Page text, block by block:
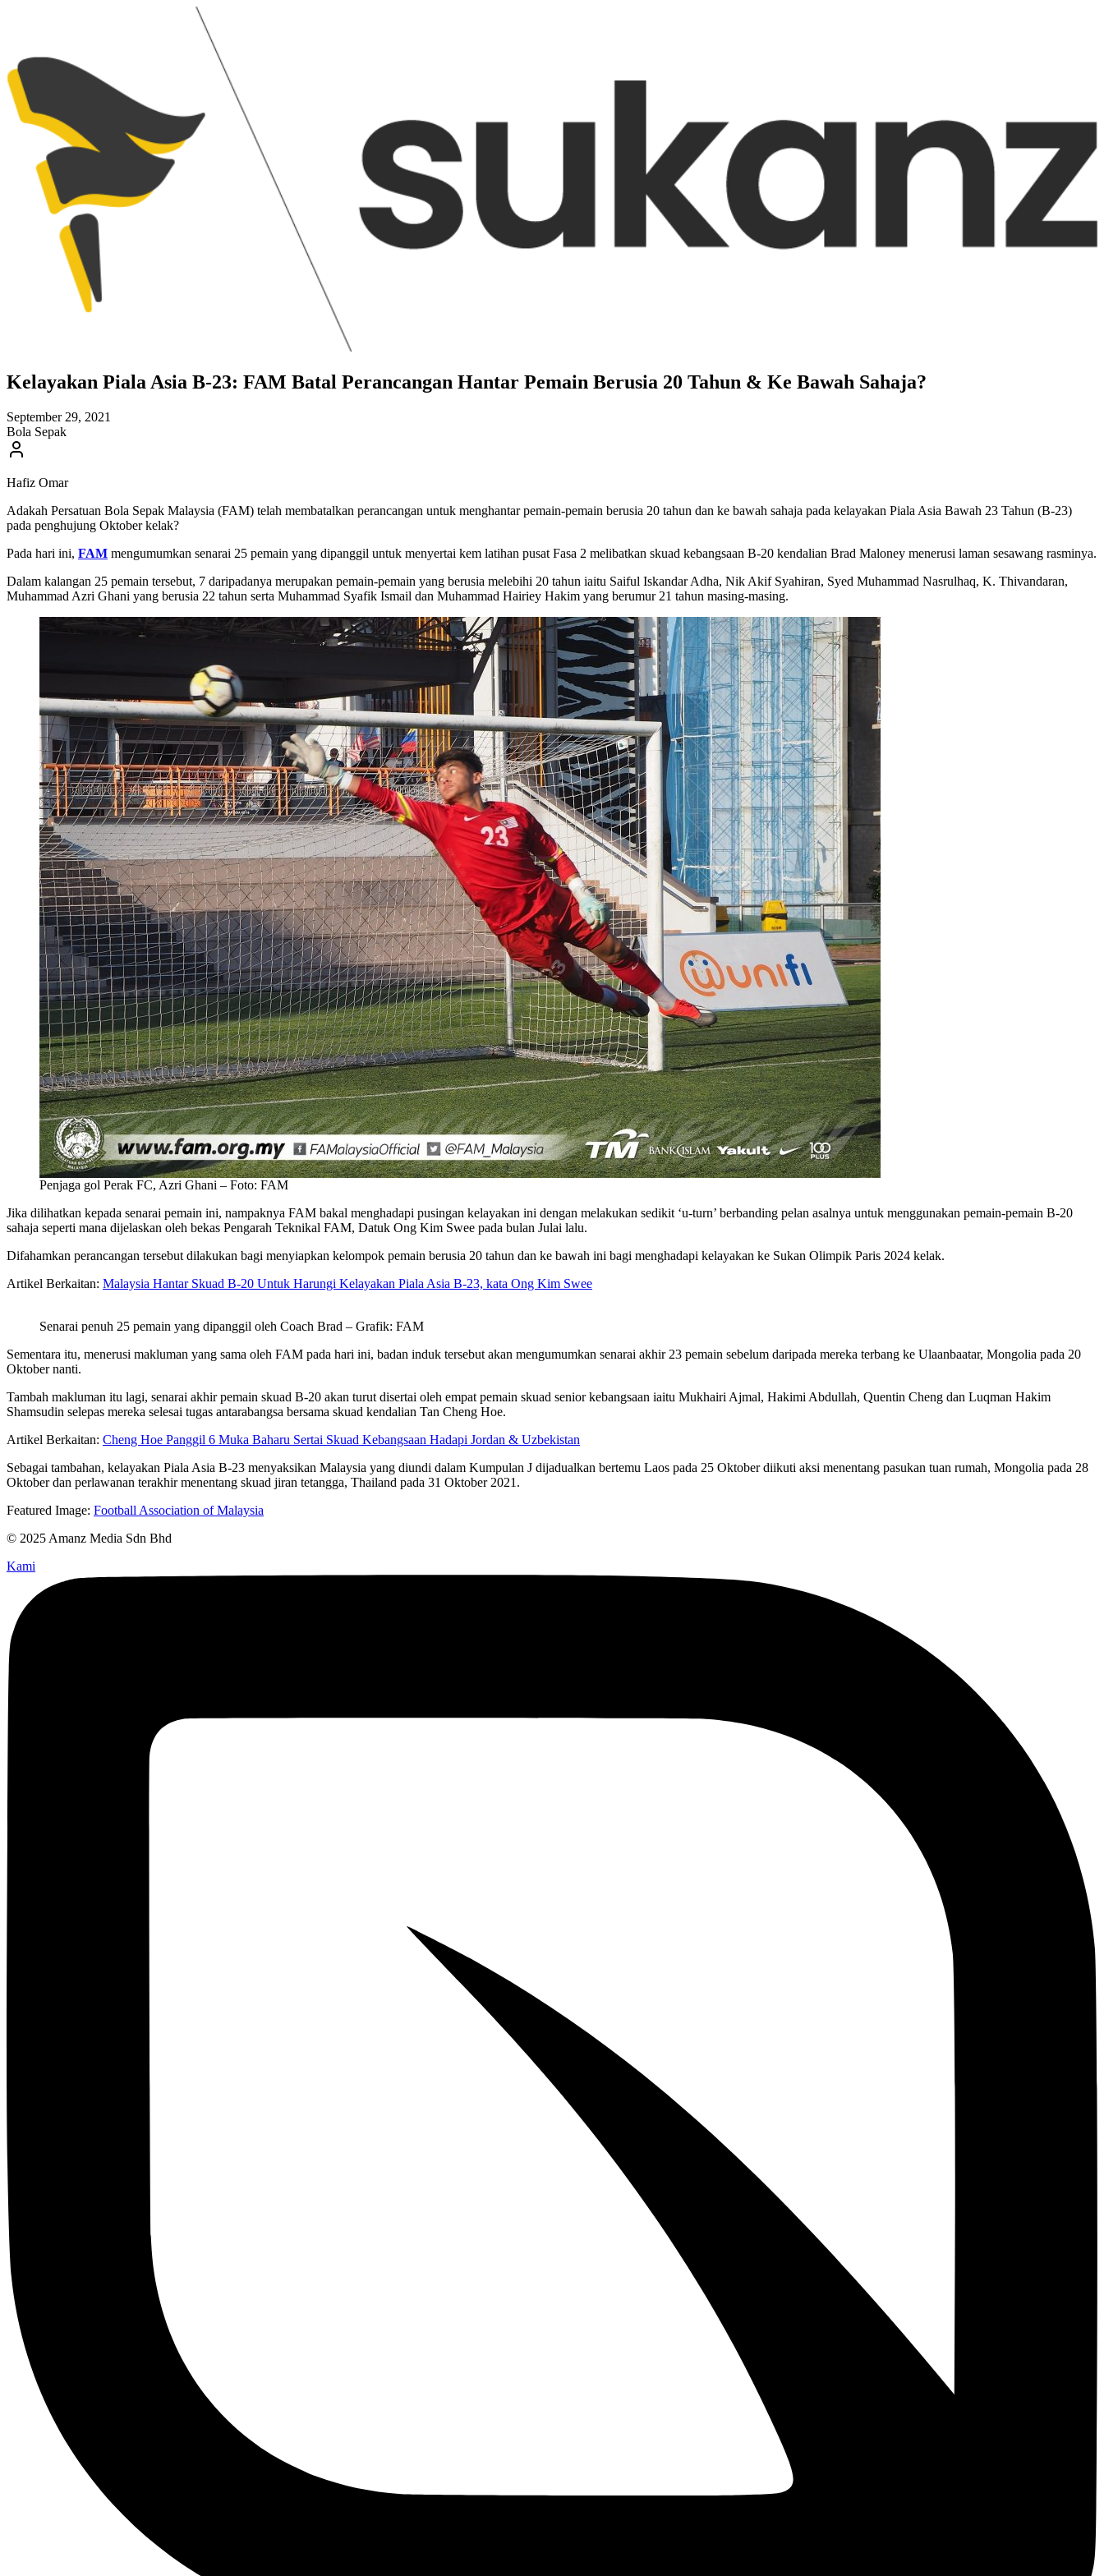
Kelayakan Piala Asia B-23: FAM Batal Perancangan Hantar Pemain Berusia 20 Tahun & Ke Bawah Sahaja?
September 29, 2021
Bola Sepak
Hafiz Omar
Adakah Persatuan Bola Sepak Malaysia (FAM) telah membatalkan perancangan untuk menghantar pemain-pemain berusia 20 tahun dan ke bawah sahaja pada kelayakan Piala Asia Bawah 23 Tahun (B-23)
pada penghujung Oktober kelak?
Pada hari ini, FAM mengumumkan senarai 25 pemain yang dipanggil untuk menyertai kem latihan pusat Fasa 2 melibatkan skuad kebangsaan B-20 kendalian Brad Maloney menerusi laman sesawang rasminya.
Dalam kalangan 25 pemain tersebut, 7 daripadanya merupakan pemain-pemain yang berusia melebihi 20 tahun iaitu Saiful Iskandar Adha, Nik Akif Syahiran, Syed Muhammad Nasrulhaq, K. Thivandaran,
Muhammad Azri Ghani yang berusia 22 tahun serta Muhammad Syafik Ismail dan Muhammad Hairiey Hakim yang berumur 21 tahun masing-masing.
Penjaga gol Perak FC, Azri Ghani – Foto: FAM
Jika dilihatkan kepada senarai pemain ini, nampaknya FAM bakal menghadapi pusingan kelayakan ini dengan melakukan sedikit ‘u-turn’ berbanding pelan asalnya untuk menggunakan pemain-pemain B-20
sahaja seperti mana dijelaskan oleh bekas Pengarah Teknikal FAM, Datuk Ong Kim Swee pada bulan Julai lalu.
Difahamkan perancangan tersebut dilakukan bagi menyiapkan kelompok pemain berusia 20 tahun dan ke bawah ini bagi menghadapi kelayakan ke Sukan Olimpik Paris 2024 kelak.
Artikel Berkaitan: Malaysia Hantar Skuad B-20 Untuk Harungi Kelayakan Piala Asia B-23, kata Ong Kim Swee
Senarai penuh 25 pemain yang dipanggil oleh Coach Brad – Grafik: FAM
Sementara itu, menerusi makluman yang sama oleh FAM pada hari ini, badan induk tersebut akan mengumumkan senarai akhir 23 pemain sebelum daripada mereka terbang ke Ulaanbaatar, Mongolia pada 20
Oktober nanti.
Tambah makluman itu lagi, senarai akhir pemain skuad B-20 akan turut disertai oleh empat pemain skuad senior kebangsaan iaitu Mukhairi Ajmal, Hakimi Abdullah, Quentin Cheng dan Luqman Hakim
Shamsudin selepas mereka selesai tugas antarabangsa bersama skuad kendalian Tan Cheng Hoe.
Artikel Berkaitan: Cheng Hoe Panggil 6 Muka Baharu Sertai Skuad Kebangsaan Hadapi Jordan & Uzbekistan
Sebagai tambahan, kelayakan Piala Asia B-23 menyaksikan Malaysia yang diundi dalam Kumpulan J dijadualkan bertemu Laos pada 25 Oktober diikuti aksi menentang pasukan tuan rumah, Mongolia pada 28
Oktober dan perlawanan terakhir menentang skuad jiran tetangga, Thailand pada 31 Oktober 2021.
Featured Image: Football Association of Malaysia
© 2025 Amanz Media Sdn Bhd
Kami